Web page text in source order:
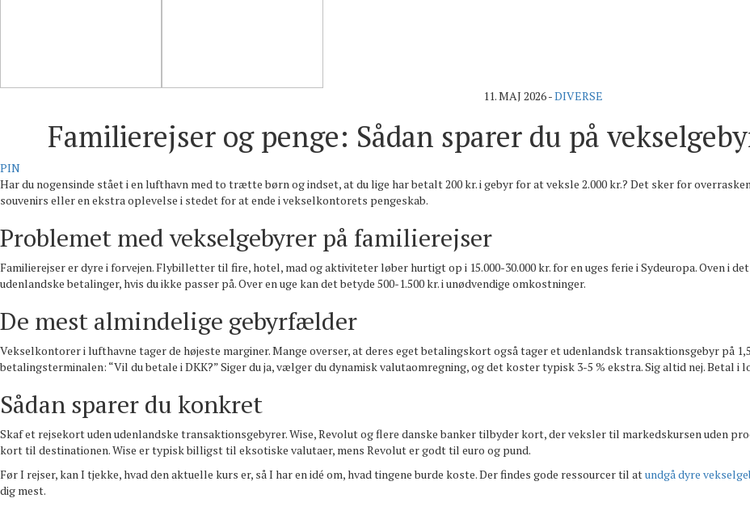
11. MAJ 2026-DIVERSE
Familierejser og penge: Sådan sparer du på
PIN
Har du nogensinde stået i en lufthavn med to trætte børn og indset, at du lige har betalt 200 kr. i gebyr for at veksle 2.000 kr.? Det sker for
souvenirs eller en ekstra oplevelse i stedet for at ende i vekselkontorets pengeskab.
Problemet med vekselgebyrer på familierejser
Familierejser er dyre i forvejen. Flybilletter til fire, hotel, mad og aktiviteter løber hurtigt op i 15.000-30.000 kr. for en uges ferie i Sydeuropa. Oven i
udenlandske betalinger, hvis du ikke passer på. Over en uge kan det betyde 500-1.500 kr. i unødvendige omkostninger.
De mest almindelige gebyrfælder
Vekselkontorer i lufthavne tager de højeste marginer. Mange overser, at deres eget betalingskort også tager et udenlandsk transaktionsgebyr på
betalingsterminalen: “Vil du betale i DKK?” Siger du ja, vælger du dynamisk valutaomregning, og det koster typisk 3-5 % ekstra. Sig altid nej. Betal i
Sådan sparer du konkret
Skaf et rejsekort uden udenlandske transaktionsgebyrer. Wise, Revolut og flere danske banker tilbyder kort, der veksler til markedskursen uden
kort til destinationen. Wise er typisk billigst til eksotiske valutaer, mens Revolut er godt til euro og pund.
Før I rejser, kan I tjekke, hvad den aktuelle kurs er, så I har en idé om, hvad tingene burde koste. Der findes gode ressourcer til atundgå dyre
dig mest.